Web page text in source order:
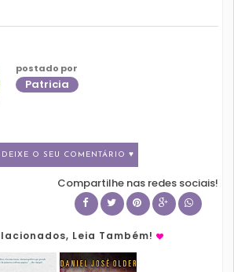
postado por
Patricia
DEIXE O SEU COMENTÁRIO ♥
Compartilhe nas redes sociais!
Leia Também!